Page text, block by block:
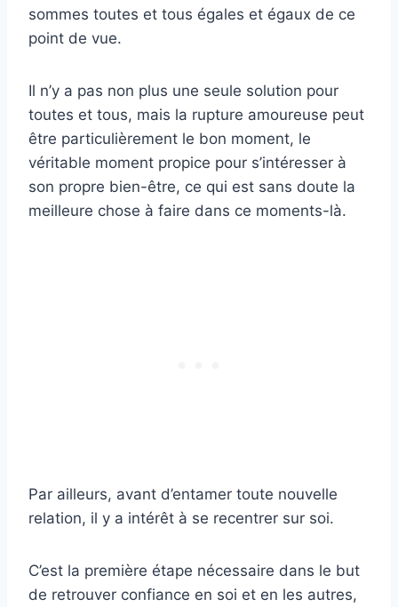
sommes toutes et tous égales et égaux de ce
point de vue.
Il n’y a pas non plus une seule solution pour
toutes et tous, mais la rupture amoureuse peut
être particulièrement le bon moment, le
véritable moment propice pour s’intéresser à
son propre bien-être, ce qui est sans doute la
meilleure chose à faire dans ce moments-là.
Par ailleurs, avant d’entamer toute nouvelle
relation, il y a intérêt à se recentrer sur soi.
C’est la première étape nécessaire dans le but
de retrouver confiance en soi et en les autres,